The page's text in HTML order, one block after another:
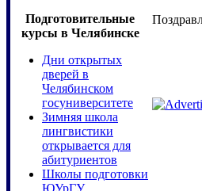
Подготовительные
курсы в Челябинске
Дни открытых
дверей в
Челябинском
госуниверситете
Зимняя школа
лингвистики
открывается для
абитуриентов
Школы подготовки
ЮУрГУ